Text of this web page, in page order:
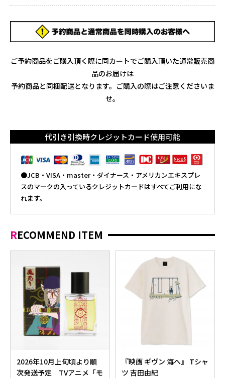
ご予約商品をご購入頂く際に同カートでご購入頂いた通常販売商
品のお届けは
予約商品と同梱配送となります。ご購入の際はご注意くださいま
せ。
代引き引換時クレジットカード使用可能
●JCB・VISA・master・ダイナース・アメリカンエキスプレ
スのマークの入っているクレジットカードはすべてご利用にな
れます。
RECOMMEND ITEM
2026年10月上旬頃より順
次発送予定 TVアニメ「モ
『映画 ギヴン 海へ』 Tシャ
ツ 吉田由紀